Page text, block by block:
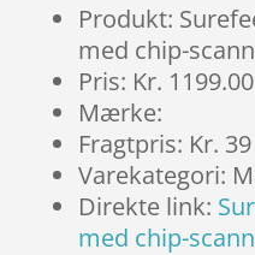
Produkt:
med chip-
Pris: Kr. 1199.00
Mærke:
Fragtpris: Kr. 39
Varekategori:
Direkte link:
med chip-